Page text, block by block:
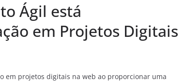
Ágil está
em Projetos Digitais
em projetos digitais na web ao proporcionar uma